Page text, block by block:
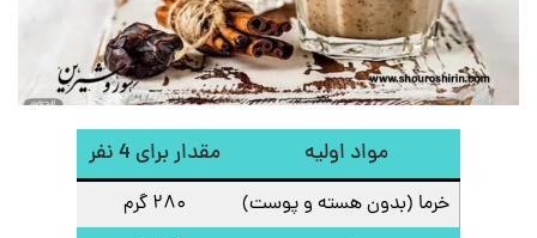
مواد اولیه مقدار برای 4 نفر
خرما (بدون هسته و پوست)
۲۸۰ گرم